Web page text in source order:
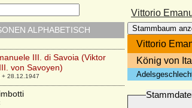
Vittorio
Stammbaum
Vittorio
König von
ALPHABETISCH
+ 10.01.1824
II. von Savoyen (Viktor
+ 09.01.1878
III. di Savoia (Viktor
von Savoyen)
+ 28.12.1947